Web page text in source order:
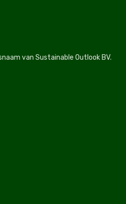
van Sustainable Outlook BV.